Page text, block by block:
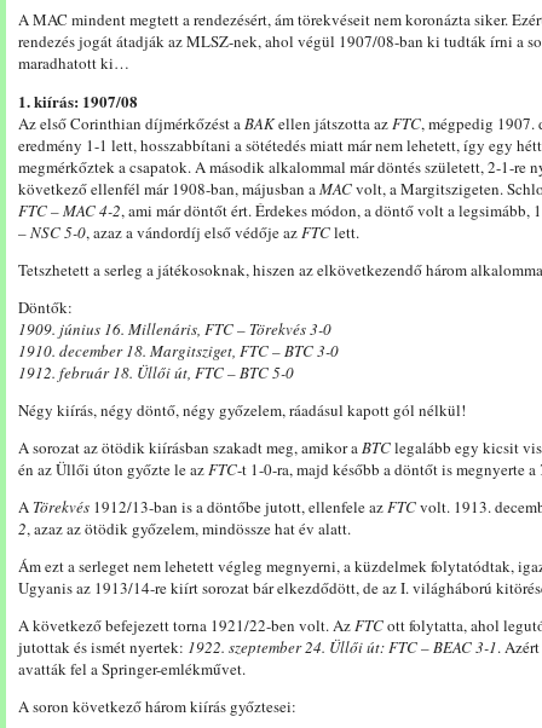
A MAC mindent megtett a rendezésért, ám törekvéseit nem koronázta siker.
rendezés jogát átadják az MLSZ-nek, ahol végül 1907/08-ban ki tudták írni a
maradhatott ki…
1. kiírás: 1907/08
Az első Corinthian díjmérkőzést aBAKellen játszotta azFTC, mégpedig 1907.
eredmény 1-1 lett, hosszabbítani a sötétedés miatt már nem lehetett, így egy
megmérkőztek a csapatok. A második alkalommal már döntés született, 2-1-re
következő ellenfél már 1908-ban, májusban aMACvolt, a Margitszigeten.
FTC – MAC 4-2, ami már döntőt ért. Érdekes módon, a döntő volt a
– NSC 5-0, azaz a vándordíj első védője azFTClett.
Tetszhetett a serleg a játékosoknak, hiszen az elkövetkezendő három
Döntők:
1909. június 16. Millenáris, FTC – Törekvés 3-0
1910. december 18. Margitsziget, FTC – BTC 3-0
1912. február 18. Üllői út, FTC – BTC 5-0
Négy kiírás, négy döntő, négy győzelem, ráadásul kapott gól nélkül!
A sorozat az ötödik kiírásban szakadt meg, amikor aBTClegalább egy kicsit
én az Üllői úton győzte le azFTC-t 1-0-ra, majd később a döntőt is megnyerte a
A Törekvés 1912/13-ban is a döntőbe jutott, ellenfele azFTCvolt. 1913.
2, azaz az ötödik győzelem, mindössze hat év alatt.
Ám ezt a serleget nem lehetett végleg megnyerni, a küzdelmek folytatódtak,
Ugyanis az 1913/14-re kiírt sorozat bár elkezdődött, de az I. világháború
A következő befejezett torna 1921/22-ben volt. AzFTCott folytatta, ahol
jutottak és ismét nyertek: 1922. szeptember 24. Üllői út: FTC – BEAC 3-1.
avatták fel a Springer-emlékművet.
A soron következő három kiírás győztesei: